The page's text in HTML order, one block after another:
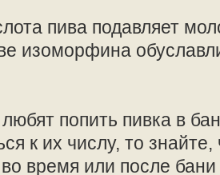
пива подавляет
изоморфина
попить пивка в
к их числу, то
во время или после